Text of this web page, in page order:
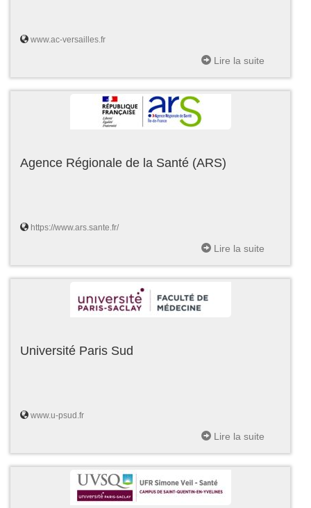
www.ac-versailles.fr
Lire la suite
Agence Régionale de la Santé (ARS)
https://www.ars.sante.fr/
Lire la suite
Université Paris Sud
www.u-psud.fr
Lire la suite